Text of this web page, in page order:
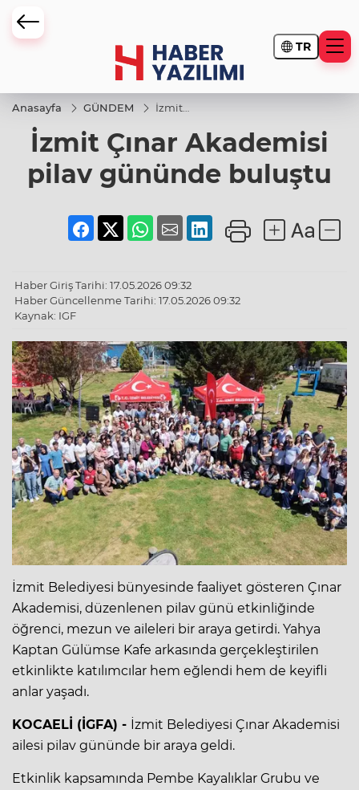
TR
Anasayfa GÜNDEM
İzmit
Akademisi
pilav
buluştu
İzmit Çınar Akademisi
pilav gününde buluştu
Haber Giriş Tarihi: 17.05.2026 09:32
Haber Güncellenme Tarihi: 17.05.2026 09:32
Kaynak: IGF
İzmit Belediyesi bünyesinde faaliyet gösteren Çınar
Akademisi, düzenlenen pilav günü etkinliğinde
öğrenci, mezun ve aileleri bir araya getirdi. Yahya
Kaptan Gülümse Kafe arkasında gerçekleştirilen
etkinlikte katılımcılar hem eğlendi hem de keyifli
anlar yaşadı.
KOCAELİ (İGFA) - İzmit Belediyesi Çınar Akademisi
ailesi pilav gününde bir araya geldi.
Etkinlik kapsamında Pembe Kayalıklar Grubu ve